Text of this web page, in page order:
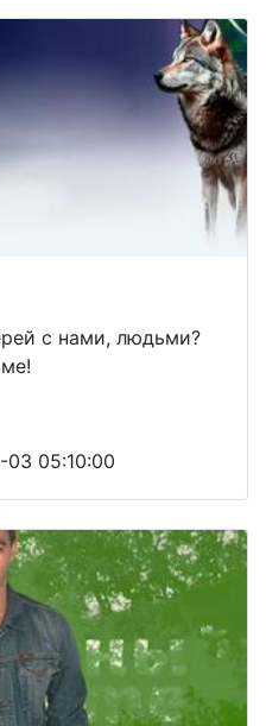
с нами, людьми?
05:10:00